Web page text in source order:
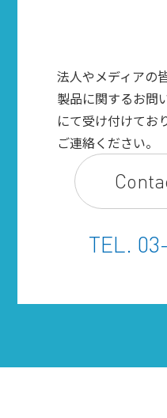
法人やメディアの
製品に関するお問
にて受け付けてお
ご連絡ください。
TEL.